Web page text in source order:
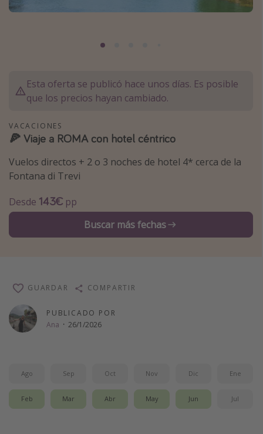
Marruecos
Maldivas
Inspiración para viajes
Camping
Viajes en tren
Viajar sola como mujer
Ofertas para Vacaciones Activas
Viajes para singles
Escapadas románticas
Trabajar en el extranjero
Cruceros por el Mediterráneo
Hoteles más hot de España
Esta oferta se publicó hace unos días. Es posible
que los precios hayan cambiado.
VACACIONES
🍕 Viaje a ROMA con hotel céntrico
Vuelos directos + 2 o 3 noches de hotel 4* cerca de la
Fontana di Trevi
Desde 143€ pp
Buscar más fechas
PUBLICADO POR
Ana · 26/1/2026
GUARDAR COMPARTIR
Ago Sep Oct Nov Dic Ene
Feb Mar Abr May Jun Jul